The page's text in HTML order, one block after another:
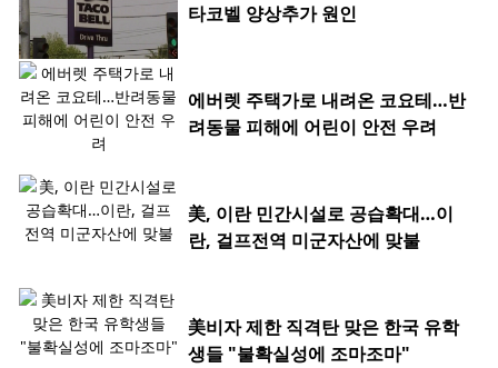
타코벨 양상추가 원인
에버렛 주택가로 내려온 코요테…반
려동물 피해에 어린이 안전 우려
美, 이란 민간시설로 공습확대…이
란, 걸프전역 미군자산에 맞불
美비자 제한 직격탄 맞은 한국 유학
생들 "불확실성에 조마조마"